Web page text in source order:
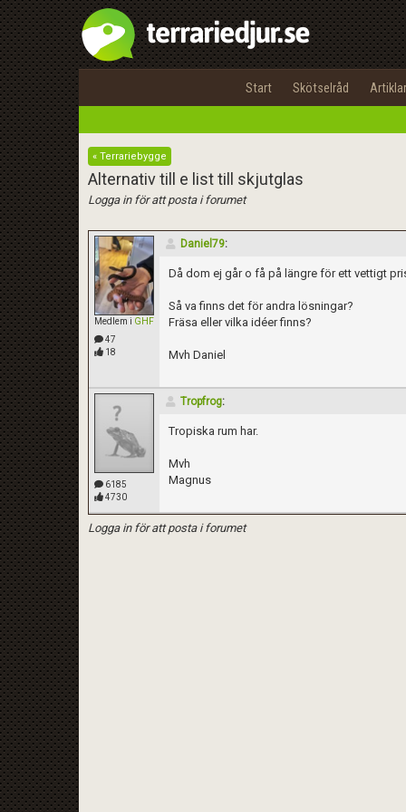
Start Skötselråd Artiklar
« Terrariebygge
Alternativ till e list till skjutglas
Logga in för att posta i forumet
Medlem i GHF
47
18
Daniel79:
Då dom ej går o få på längre för ett vettigt
Så va finns det för andra lösningar?
Fräsa eller vilka idéer finns?
Mvh Daniel
6185
4730
Tropfrog:
Tropiska rum har.
Mvh
Magnus
Logga in för att posta i forumet